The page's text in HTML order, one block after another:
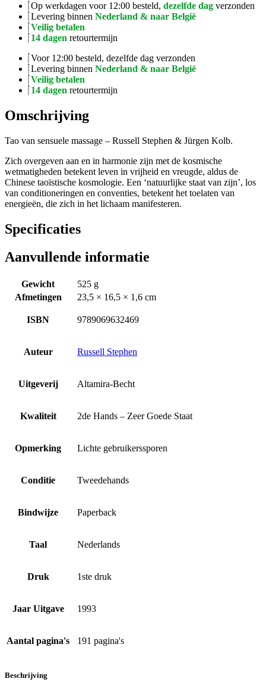
Op werkdagen voor 12:00 besteld, dezelfde dag verzonden
Levering binnen Nederland & naar België
Veilig betalen
14 dagen retourtermijn
Voor 12:00 besteld, dezelfde dag verzonden
Levering binnen Nederland & naar België
Veilig betalen
14 dagen retourtermijn
Omschrijving
Tao van sensuele massage – Russell Stephen & Jürgen Kolb.
Zich overgeven aan en in harmonie zijn met de kosmische
wetmatigheden betekent leven in vrijheid en vreugde, aldus de
Chinese taoïstische kosmologie. Een ‘natuurlijke staat van zijn’, los
van conditioneringen en conventies, betekent het toelaten van
energieën, die zich in het lichaam manifesteren.
Specificaties
Aanvullende informatie
Gewicht
525 g
Afmetingen
23,5 × 16,5 × 1,6 cm
ISBN 9789069632469
Auteur Russell Stephen
Uitgeverij Altamira-Becht
Kwaliteit 2de Hands – Zeer Goede Staat
Opmerking Lichte gebruikerssporen
Conditie Tweedehands
Bindwijze Paperback
Taal Nederlands
Druk 1ste druk
Jaar Uitgave 1993
Aantal pagina's 191 pagina's
Beschrijving